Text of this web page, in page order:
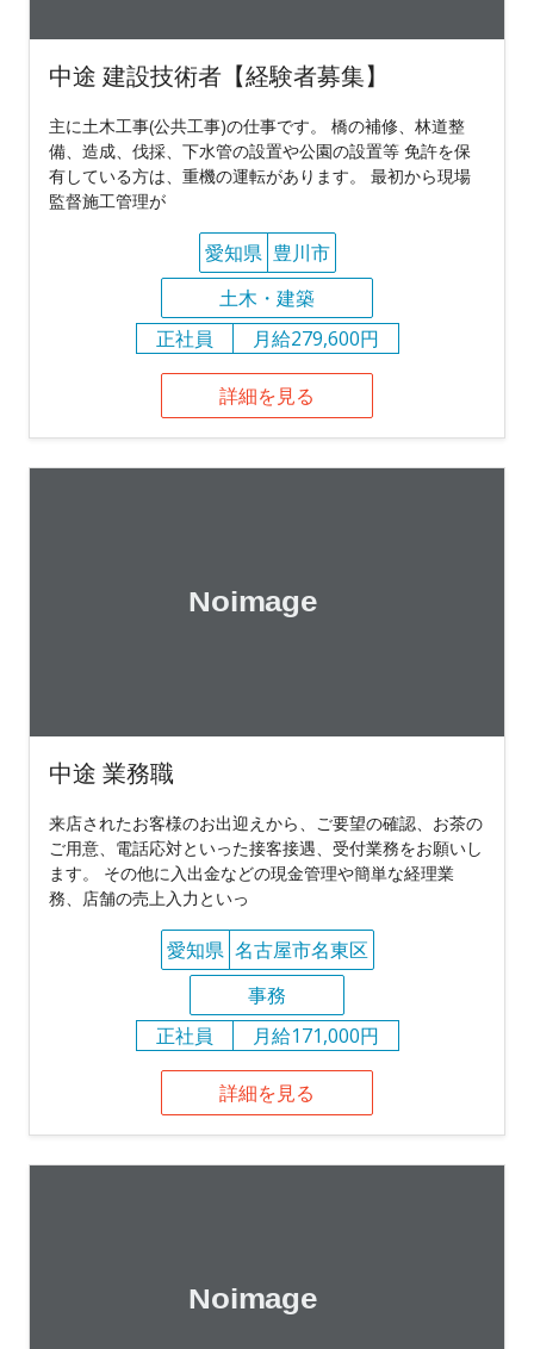
中途 建設技術者【経験者募集】
主に土木工事(公共工事)の仕事です。 橋の補修、林道整
備、造成、伐採、下水管の設置や公園の設置等 免許を保
有している方は、重機の運転があります。 最初から現場
監督施工管理が
愛知県 豊川市
土木・建築
正社員
月給279,600円
詳細を見る
中途 業務職
来店されたお客様のお出迎えから、ご要望の確認、お茶の
ご用意、電話応対といった接客接遇、受付業務をお願いし
ます。 その他に入出金などの現金管理や簡単な経理業
務、店舗の売上入力といっ
愛知県 名古屋市名東区
事務
正社員
月給171,000円
詳細を見る